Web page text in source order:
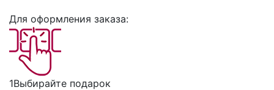
Для оформления заказа:
1Выбирайте подарок